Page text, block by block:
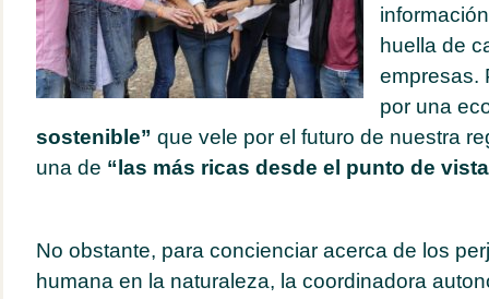
huella de
empresas.
por una
sostenible” que vele por el futuro de nuestra
una de “las más ricas desde el punto de
No obstante, para concienciar acerca de los
humana en la naturaleza, la coordinadora